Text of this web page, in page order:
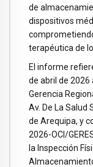
de
dispositivos
terapéutica de
El informe
de abril de 2026
Gerencia
Av. De La
de Arequipa, y
2026-OCI/
la Inspección